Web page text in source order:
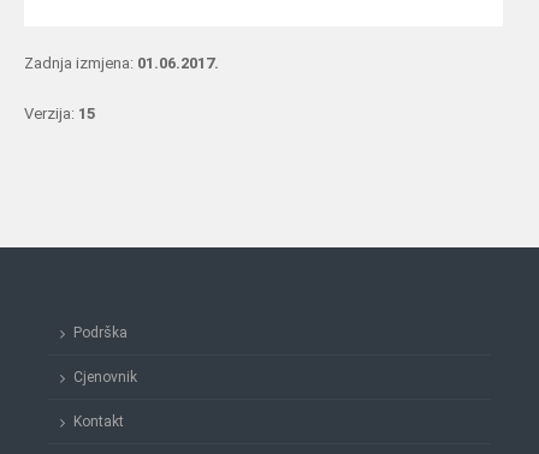
Zadnja izmjena: 01.06.2017.
Verzija: 15
Podrška
Cjenovnik
Kontakt